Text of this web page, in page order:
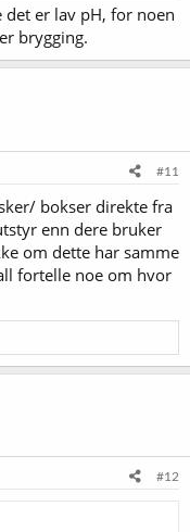
det er lav pH, for noen
brygging.
#11
bokser direkte fra
enn dere bruker
om dette har samme
fortelle noe om hvor
#12